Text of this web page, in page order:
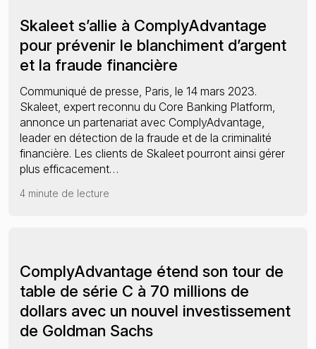
Skaleet s’allie à ComplyAdvantage
pour prévenir le blanchiment d’argent
et la fraude financière
Communiqué de presse, Paris, le 14 mars 2023.
Skaleet, expert reconnu du Core Banking Platform,
annonce un partenariat avec ComplyAdvantage,
leader en détection de la fraude et de la criminalité
financière. Les clients de Skaleet pourront ainsi gérer
plus efficacement…
4 minute de lecture
ComplyAdvantage étend son tour de
table de série C à 70 millions de
dollars avec un nouvel investissement
de Goldman Sachs